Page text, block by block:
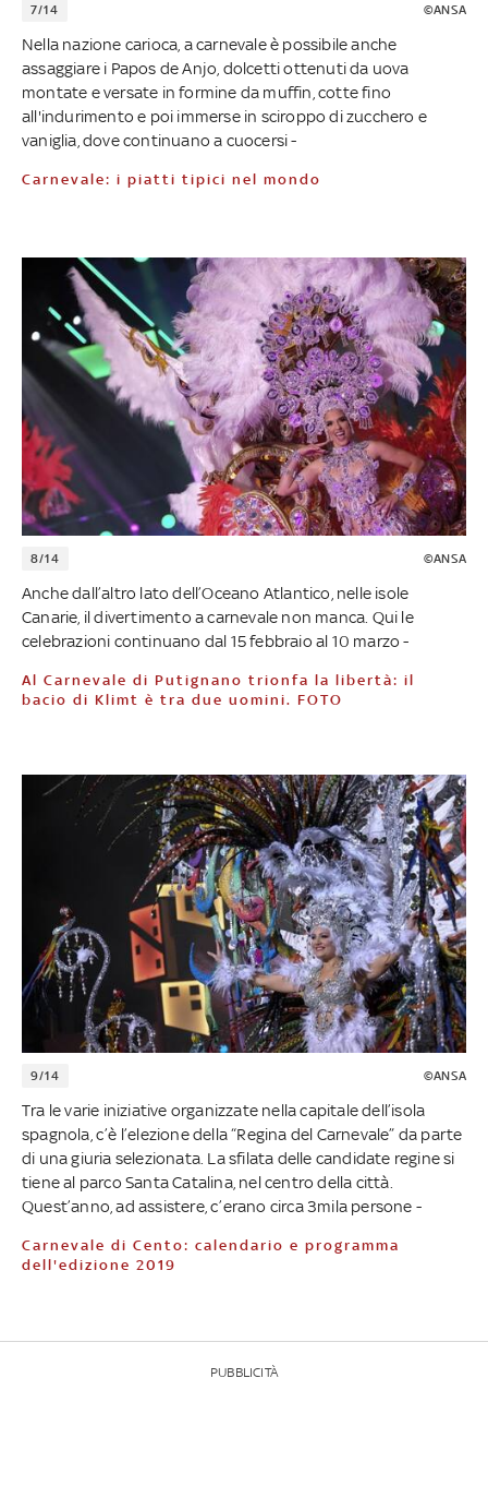
7/14 ©ANSA
Nella nazione carioca, a carnevale è possibile anche
assaggiare i Papos de Anjo, dolcetti ottenuti da uova
montate e versate in formine da muffin, cotte fino
all'indurimento e poi immerse in sciroppo di zucchero e
vaniglia, dove continuano a cuocersi -
Carnevale: i piatti tipici nel mondo
8/14 ©ANSA
Anche dall’altro lato dell’Oceano Atlantico, nelle isole
Canarie, il divertimento a carnevale non manca. Qui le
celebrazioni continuano dal 15 febbraio al 10 marzo -
Al Carnevale di Putignano trionfa la libertà: il
bacio di Klimt è tra due uomini. FOTO
9/14 ©ANSA
Tra le varie iniziative organizzate nella capitale dell’isola
spagnola, c’è l’elezione della “Regina del Carnevale” da parte
di una giuria selezionata. La sfilata delle candidate regine si
tiene al parco Santa Catalina, nel centro della città.
Quest’anno, ad assistere, c’erano circa 3mila persone -
Carnevale di Cento: calendario e programma
dell'edizione 2019
PUBBLICITÀ